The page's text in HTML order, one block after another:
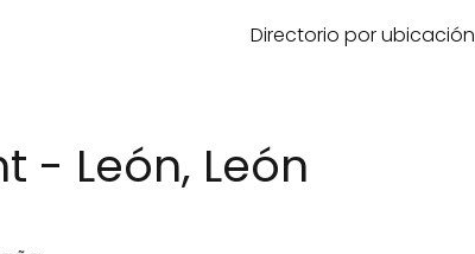
Directorio por ubicación
- León, León